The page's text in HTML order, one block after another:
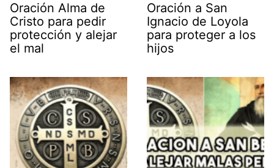
Oración Alma de
Cristo para pedir
protección y alejar
el mal
Oración a San
Ignacio de Loyola
para proteger a los
hijos